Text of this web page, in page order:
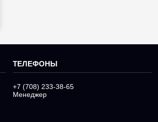
+7 (708) 233-38-65
Менеджер